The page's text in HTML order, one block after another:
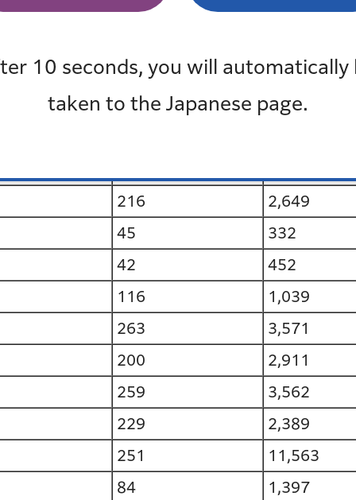
10 seconds, you will automatically
taken to the Japanese page.
4 20
123 1,490
137 2,547
216 2,649
45 332
42 452
116 1,039
263 3,571
200 2,911
259 3,562
229 2,389
251 11,563
84 1,397